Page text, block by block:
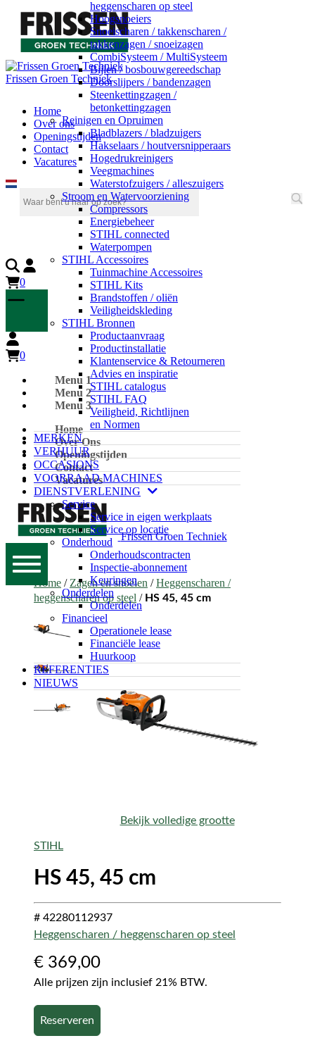
Frissen Groen Techniek
Home
Over ons
Openingstijden
Contact
Vacatures
heggenscharen op steel
Hoogsnoeiers
Snoeischaren / takkenscharen /
takkenzagen / snoeizagen
CombiSysteem / MultiSysteem
Bijlen / bosbouwgereedschap
Doorslijpers / bandenzagen
Steenkettingzagen /
betonkettingzagen
Reinigen en Opruimen
Bladblazers / bladzuigers
Hakselaars / houtversnipperaars
Hogedrukreinigers
Veegmachines
Waterstofzuigers / alleszuigers
Stroom en Watervoorziening
Compressors
Energiebeheer
STIHL connected
Waterpompen
STIHL Accessoires
Tuinmachine Accessoires
STIHL Kits
Brandstoffen / oliën
Veiligheidskleding
STIHL Bronnen
Productaanvraag
Productinstallatie
Klantenservice & Retourneren
Advies en inspiratie
STIHL catalogus
STIHL FAQ
Veiligheid, Richtlijnen
en Normen
MERKEN
VERHUUR
OCCASIONS
VOORRAAD MACHINES
DIENSTVERLENING
Service
Service in eigen werkplaats
Service op locatie
Onderhoud
Onderhoudscontracten
Inspectie-abonnement
Keuringen
Onderdelen
Onderdelen
Financieel
Operationele lease
Financiële lease
Huurkoop
REFERENTIES
NIEUWS
0
0
Menu 1
Menu 2
Menu 3
Home
Over Ons
Openingstijden
Contact
Vacatures
Frissen Groen Techniek
Home / Zagen en snoeien /Heggenscharen /
heggenscharen op steel / HS 45, 45 cm
Bekijk volledige grootte
STIHL
HS 45, 45 cm
# 42280112937
Heggenscharen / heggenscharen op steel
€ 369,00
Alle prijzen zijn inclusief 21% BTW.
Reserveren